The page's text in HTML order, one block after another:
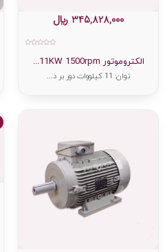
الکتروموتور 11KW 1500rpm...
345,828,000 ﷼
توان: 11 کیلووات دور بر د...